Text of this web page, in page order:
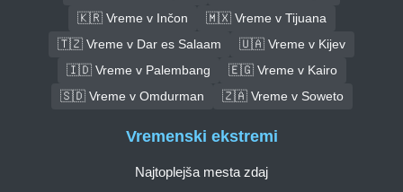
🇰🇷 Vreme v Inčon
🇲🇽 Vreme v Tijuana
🇹🇿 Vreme v Dar es Salaam
🇺🇦 Vreme v Kijev
🇮🇩 Vreme v Palembang
🇪🇬 Vreme v Kairo
🇸🇩 Vreme v Omdurman
🇿🇦 Vreme v Soweto
Vremenski ekstremi
Najtoplejša mesta zdaj